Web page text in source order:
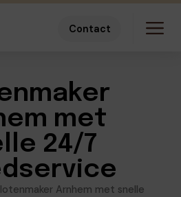
Contact
met
24/7
Arnhem met snelle